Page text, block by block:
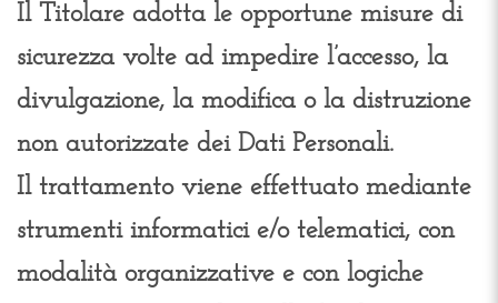
Il Titolare adotta le opportune misure di
sicurezza volte ad impedire l’accesso, la
divulgazione, la modifica o la distruzione
non autorizzate dei Dati Personali.
Il trattamento viene effettuato mediante
strumenti informatici e/o telematici, con
modalità organizzative e con logiche